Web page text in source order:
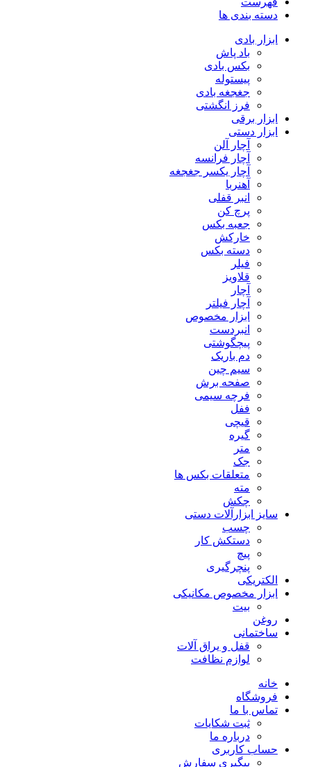
دسته بندی ها
ابزار بادی
باد پاش
بکس بادی
پیستوله
جغجغه بادی
فرز انگشتی
ابزار برقی
ابزار دستی
آچار آلن
آچار فرانسه
آچار یکسر جغجغه
آهنربا
انبر قفلی
پرچ کن
جعبه بکس
خارکش
دسته بکس
فیلر
قلاویز
آچار
آچار فیلتر
ابزار مخصوص
انبردست
پیچگوشتی
دم باریک
سیم چین
صفحه برش
فرچه سیمی
ففل
قیچی
گیره
متر
جک
متعلقات بکس ها
مته
چکش
سایز ابزارآلات دستی
چسب
دستکش کار
پیچ
پنچرگیری
الکتریکی
ابزار مخصوص مکانیکی
بیت
روغن
ساختمانی
قفل و یراق آلات
لوازم نظافت
خانه
فروشگاه
تماس با ما
ثبت شکایات
درباره ما
حساب کاربری
پیگیری سفارش